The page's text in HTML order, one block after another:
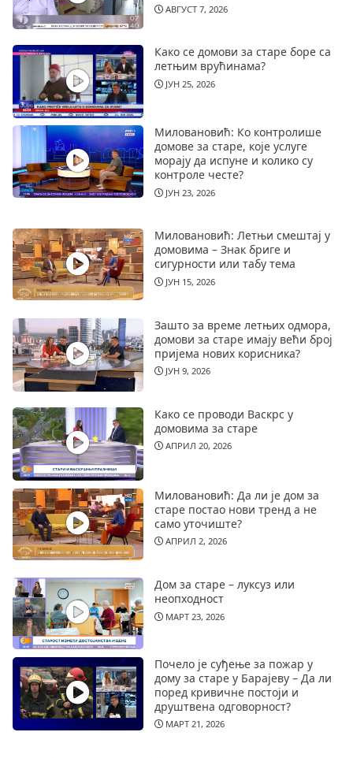
АВГУСТ 7, 2026
Како се домови за старе боре са
летњим врућинама?
ЈУН 25, 2026
Миловановић: Ко контролише
домове за старе, које услуге
морају да испуне и колико су
контроле честе?
ЈУН 23, 2026
Миловановић: Летњи смештај у
домовима – Знак бриге и
сигурности или табу тема
ЈУН 15, 2026
Зашто за време летњих одмора,
домови за старе имају већи број
пријема нових корисника?
ЈУН 9, 2026
Како се проводи Васкрс у
домовима за старе
АПРИЛ 20, 2026
Миловановић: Да ли је дом за
старе постао нови тренд а не
само уточиште?
АПРИЛ 2, 2026
Дом за старе – луксуз или
неопходност
МАРТ 23, 2026
Почело је суђење за пожар у
дому за старе у Барајеву – Да ли
поред кривичне постоји и
друштвена одговорност?
МАРТ 21, 2026